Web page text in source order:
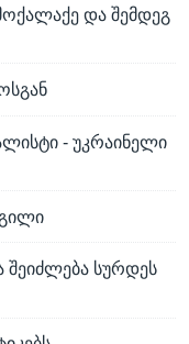
და შემდეგ
- უკრაინელი
შეიძლება სურდეს